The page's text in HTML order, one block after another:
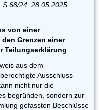
68/24, 28.05.2025
von einer
Grenzen einer
Teilungserklärung
aus dem
Ausschluss
nicht nur die
begründen, sondern zur
gefassten Beschlüsse